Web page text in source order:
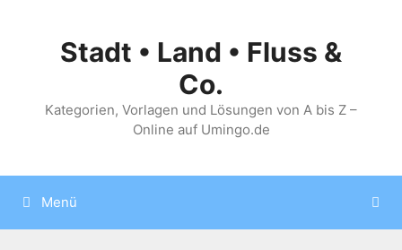
springenStadt • Land • Fluss &
Co.
Kategorien, Vorlagen und Lösungen von A bis Z –
Online auf Umingo.de
Menü